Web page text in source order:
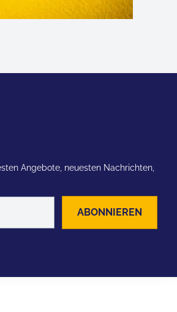
Angebote, neuesten Nachrichten,
ABONNIEREN